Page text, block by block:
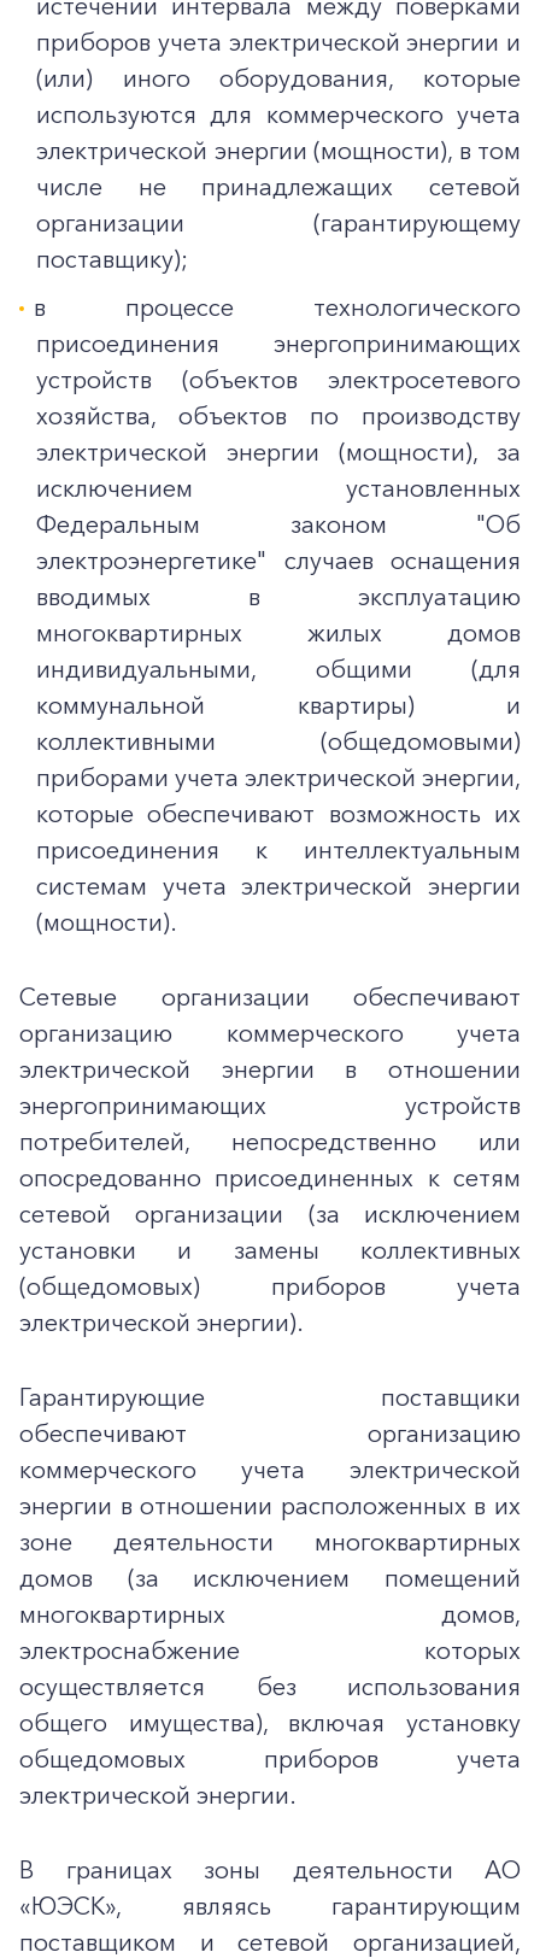
истечении интервала между поверками
приборов учета электрической энергии и
(или) иного оборудования, которые
используются для коммерческого учета
электрической энергии (мощности), в том
числе не принадлежащих сетевой
организации (гарантирующему
поставщику);
в процессе технологического
присоединения энергопринимающих
устройств (объектов электросетевого
хозяйства, объектов по производству
электрической энергии (мощности), за
исключением установленных
Федеральным законом "Об
электроэнергетике" случаев оснащения
вводимых в эксплуатацию
многоквартирных жилых домов
индивидуальными, общими (для
коммунальной квартиры) и
коллективными (общедомовыми)
приборами учета электрической энергии,
которые обеспечивают возможность их
присоединения к интеллектуальным
системам учета электрической энергии
(мощности).
Сетевые организации обеспечивают
организацию коммерческого учета
электрической энергии в отношении
энергопринимающих устройств
потребителей, непосредственно или
опосредованно присоединенных к сетям
сетевой организации (за исключением
установки и замены коллективных
(общедомовых) приборов учета
электрической энергии).
Гарантирующие поставщики
обеспечивают организацию
коммерческого учета электрической
энергии в отношении расположенных в их
зоне деятельности многоквартирных
домов (за исключением помещений
многоквартирных домов,
электроснабжение которых
осуществляется без использования
общего имущества), включая установку
общедомовых приборов учета
электрической энергии.
В границах зоны деятельности АО
«ЮЭСК», являясь гарантирующим
поставщиком и сетевой организацией,